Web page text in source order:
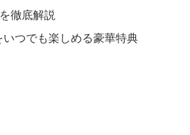
徹底解説
つでも楽しめる豪華特典